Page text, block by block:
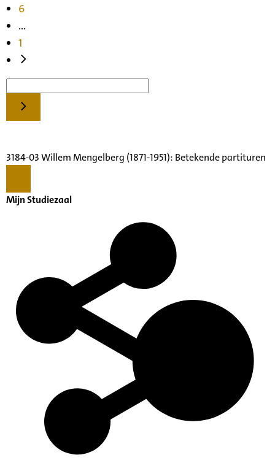
6
...
1
3184-03 Willem Mengelberg (1871-1951): Betekende partituren
Mijn Studiezaal